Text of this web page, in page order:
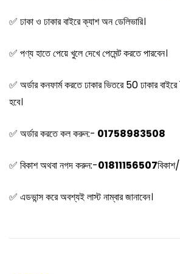
✅ ঢাকা ও ঢাকার বাইরে ক্যাশ অন ডেলিভারি।
✅ পণ্য হাতে পেয়ে খুলে দেখে পেমেন্ট করতে পারবেন।
✅ অর্ডার কনফার্ম করতে ঢাকার ভিতরে 50 ঢাকার
হবে।
✅ অর্ডার করতে কল করুন:- 01758983508
✅ বিকাশ অথবা নগদ করুন:-01811156507
✅ এডভান্স করে অবশ্যই লাস্ট নাম্বার জানাবেন।